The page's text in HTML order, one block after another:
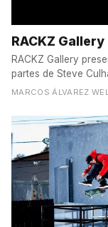
RACKZ
RACKZ Gallery
partes de Steve
Verde,...
MARCOS ÁLVAREZ